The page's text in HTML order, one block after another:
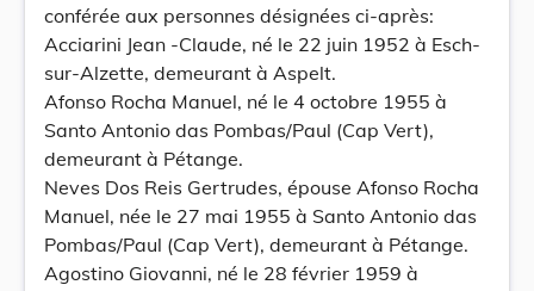
conférée aux personnes désignées ci-après:
Acciarini Jean -Claude, né le 22 juin 1952 à Esch-
sur-Alzette, demeurant à Aspelt.
Afonso Rocha Manuel, né le 4 octobre 1955 à
Santo Antonio das Pombas/Paul (Cap Vert),
demeurant à Pétange.
Neves Dos Reis Gertrudes, épouse Afonso Rocha
Manuel, née le 27 mai 1955 à Santo Antonio das
Pombas/Paul (Cap Vert), demeurant à Pétange.
Agostino Giovanni, né le 28 février 1959 à